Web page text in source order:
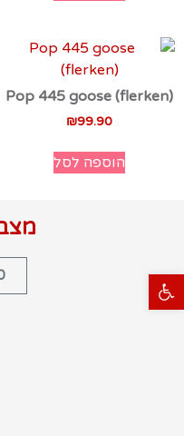
Pop 445 goose (flerken)
₪99.90
הוספה לסל
פתח סרגל נגישות